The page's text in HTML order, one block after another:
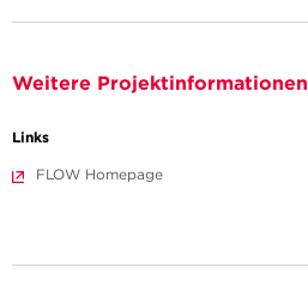
Weitere Projektinformationen
Links
FLOW Homepage